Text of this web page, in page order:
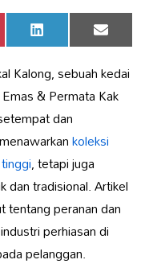
Share
on
LinkedIn Share
on
Email
Kalong, sebuah kedai
& Permata Kak
dan
koleksi
, tetapi juga
dan tradisional. Artikel
tentang peranan dan
perhiasan di
pelanggan.